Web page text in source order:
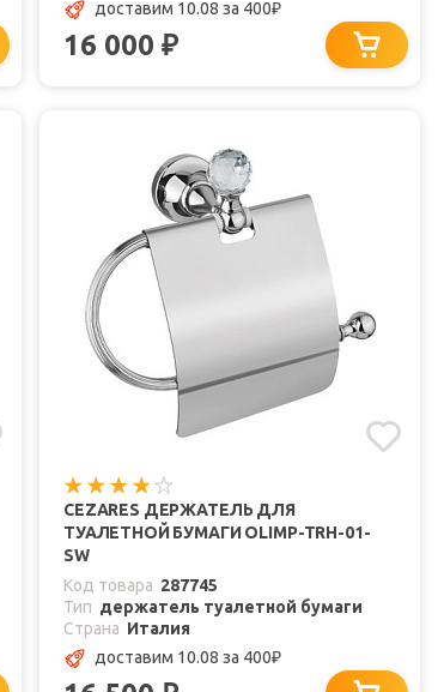
доставим 10.08 за 400₽
16 000 ₽
CEZARES ДЕРЖАТЕЛЬ ДЛЯ
ТУАЛЕТНОЙ БУМАГИ OLIMP-TRH-01-
SW
Код товара 287745
Тип держатель туалетной бумаги
Страна Италия
доставим 10.08 за 400₽